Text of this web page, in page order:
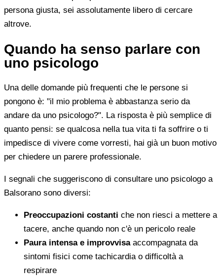
persona giusta, sei assolutamente libero di cercare
altrove.
Quando ha senso parlare con
uno psicologo
Una delle domande più frequenti che le persone si
pongono è: "il mio problema è abbastanza serio da
andare da uno psicologo?". La risposta è più semplice di
quanto pensi: se qualcosa nella tua vita ti fa soffrire o ti
impedisce di vivere come vorresti, hai già un buon motivo
per chiedere un parere professionale.
I segnali che suggeriscono di consultare uno psicologo a
Balsorano sono diversi:
Preoccupazioni costanti che non riesci a mettere a
tacere, anche quando non c'è un pericolo reale
Paura intensa e improvvisaaccompagnata da
sintomi fisici come tachicardia o difficoltà a
respirare